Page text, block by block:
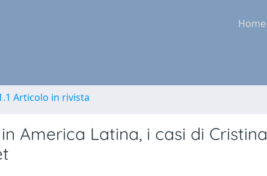
Home
Articolo in rivista
America Latina, i casi di Cristina